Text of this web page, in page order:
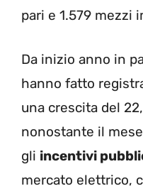
pari e 1.579 mezzi
Da inizio anno in
hanno fatto
una crescita del
nonostante il
gli incentivi
mercato elettrico,